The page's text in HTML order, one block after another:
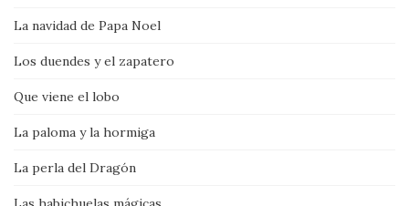
La navidad de Papa Noel
Los duendes y el zapatero
Que viene el lobo
La paloma y la hormiga
La perla del Dragón